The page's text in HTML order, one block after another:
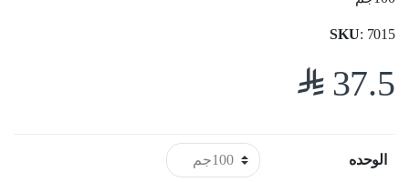
SKU: 7015
37.5
$
الوحده